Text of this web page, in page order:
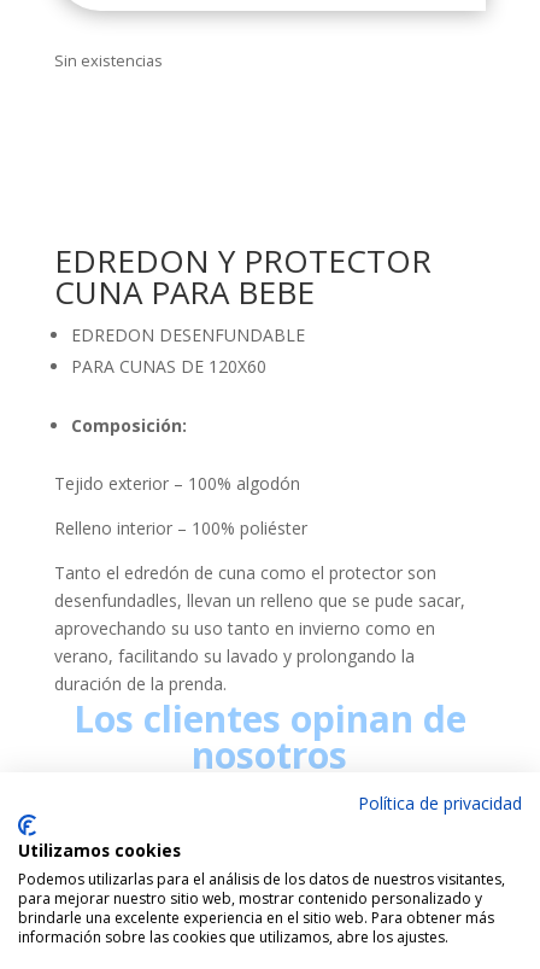
Sin existencias
EDREDON Y PROTECTOR
CUNA PARA BEBE
EDREDON DESENFUNDABLE
PARA CUNAS DE 120X60
Composición:
Tejido exterior – 100% algodón
Relleno interior – 100% poliéster
Tanto el edredón de cuna como el protector son
desenfundadles, llevan un relleno que se pude sacar,
aprovechando su uso tanto en invierno como en
verano, facilitando su lavado y prolongando la
duración de la prenda.
Los clientes opinan de
nosotros
Política de privacidad
Utilizamos cookies
Podemos utilizarlas para el análisis de los datos de nuestros visitantes,
para mejorar nuestro sitio web, mostrar contenido personalizado y
brindarle una excelente experiencia en el sitio web. Para obtener más
información sobre las cookies que utilizamos, abre los ajustes.